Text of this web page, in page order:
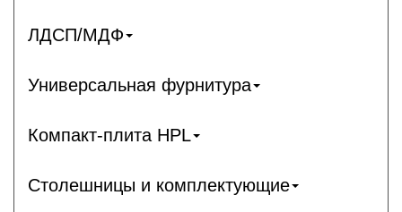
ЛДСП/МДФ
Универсальная фурнитура
Компакт-плита HPL
Столешницы и комплектующие